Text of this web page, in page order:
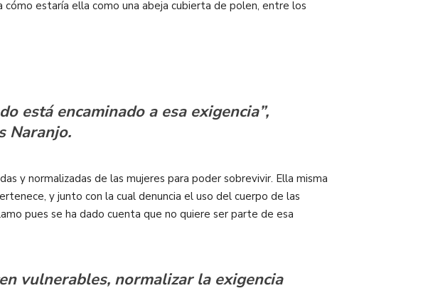
cómo estaría ella como una abeja cubierta de polen, entre los
está encaminado a esa exigencia”,
Naranjo.
y normalizadas de las mujeres para poder sobrevivir. Ella misma
y junto con la cual denuncia el uso del cuerpo de las
pues se ha dado cuenta que no quiere ser parte de esa
vulnerables, normalizar la exigencia